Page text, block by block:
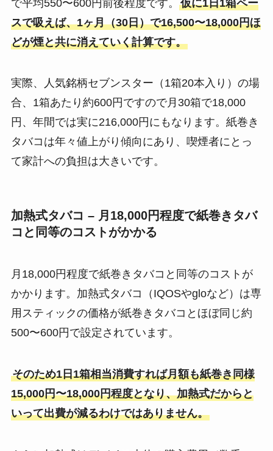
で平均550〜600円前後程度です​。 仮に1日1箱ペー
スで吸えば、1ヶ月（30日）で16,500〜18,000円ほ
どが煙と共に消えていく計算です。
実際、人気銘柄セブンスター（1箱20本入り）の場
合、1箱あたり約600円ですので月30箱で18,000
円、年間では実に216,000円にもなります。紙巻き
タバコは年々値上がり傾向にあり、喫煙者にとっ
て家計への負担は大きいです。
加熱式タバコ – 月18,000円程度で紙巻きタバ
コと同等のコストがかかる
月18,000円程度で紙巻きタバコと同等のコストが
かかります。加熱式タバコ（IQOSやgloなど）は専
用スティックの価格が紙巻きタバコとほぼ同じ約
500〜600円で設定されています。
そのため1日1箱相当消費すれば月額も紙巻き同様
15,000円〜18,000円程度となり、加熱式だからと
いって出費が減るわけではありません​。